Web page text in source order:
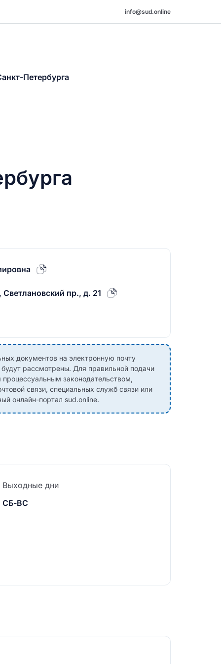
info@sud.online
Петербурга
пр., д. 21
документов на электронную почту
рассмотрены. Для правильной подачи
законодательством,
связи, специальных служб связи или
онлайн-портал sud.online.
Выходные дни
СБ-ВС